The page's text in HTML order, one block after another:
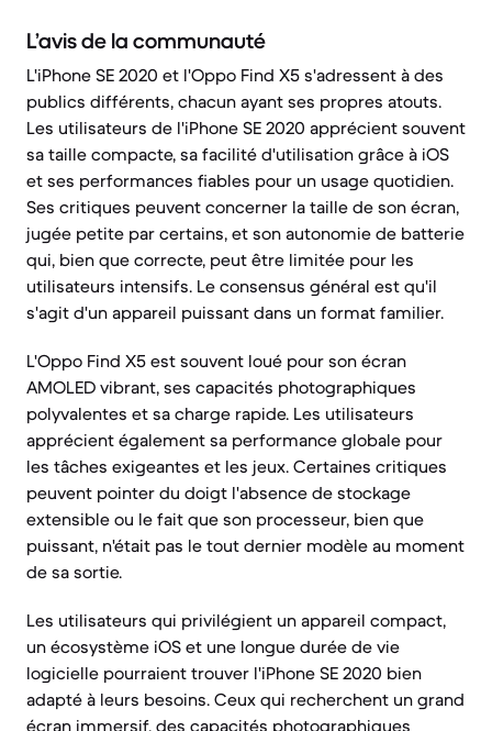
L’avis de la communauté
L'iPhone SE 2020 et l'Oppo Find X5 s'adressent à des
publics différents, chacun ayant ses propres atouts.
Les utilisateurs de l'iPhone SE 2020 apprécient souvent
sa taille compacte, sa facilité d'utilisation grâce à iOS
et ses performances fiables pour un usage quotidien.
Ses critiques peuvent concerner la taille de son écran,
jugée petite par certains, et son autonomie de batterie
qui, bien que correcte, peut être limitée pour les
utilisateurs intensifs. Le consensus général est qu'il
s'agit d'un appareil puissant dans un format familier.
L'Oppo Find X5 est souvent loué pour son écran
AMOLED vibrant, ses capacités photographiques
polyvalentes et sa charge rapide. Les utilisateurs
apprécient également sa performance globale pour
les tâches exigeantes et les jeux. Certaines critiques
peuvent pointer du doigt l'absence de stockage
extensible ou le fait que son processeur, bien que
puissant, n'était pas le tout dernier modèle au moment
de sa sortie.
Les utilisateurs qui privilégient un appareil compact,
un écosystème iOS et une longue durée de vie
logicielle pourraient trouver l'iPhone SE 2020 bien
adapté à leurs besoins. Ceux qui recherchent un grand
écran immersif, des capacités photographiques